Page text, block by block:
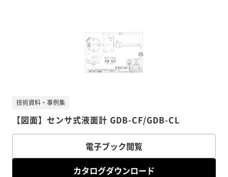
【図面】センサ式液面計 GDB-CF/GDB-CL
技術資料・事例集
電子ブック閲覧
カタログダウンロード